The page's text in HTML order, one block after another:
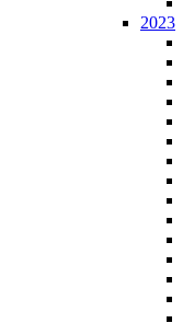
2023